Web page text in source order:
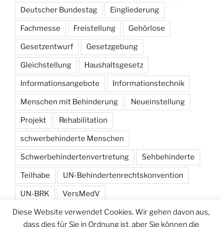
Deutscher Bundestag Eingliederung
Fachmesse Freistellung Gehörlose
Gesetzentwurf Gesetzgebung
Gleichstellung Haushaltsgesetz
Informationsangebote Informationstechnik
Menschen mit Behinderung Neueinstellung
Projekt Rehabilitation
schwerbehinderte Menschen
Schwerbehindertenvertretung Sehbehinderte
Teilhabe UN-Behindertenrechtskonvention
UN-BRK VersMedV
Versorgungsmedizin-Verordnung Wahlen
Diese Website verwendet Cookies. Wir gehen davon aus,
dass dies für Sie in Ordnung ist, aber Sie können die